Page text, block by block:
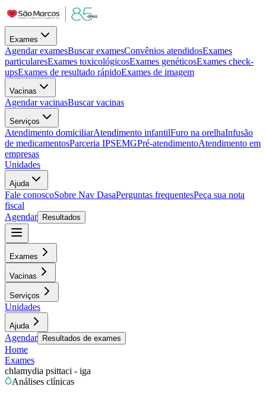
Exames
Agendar examesBuscar examesConvênios atendidosExames
particularesExames toxicológicosExames genéticosExames check-
upsExames de resultado rápidoExames de imagem
Vacinas
Agendar vacinasBuscar vacinas
Serviços
Atendimento domiciliarAtendimento infantilFuro na orelhaInfusão
de medicamentosParceria IPSEMGPré-atendimentoAtendimento em
empresas
Unidades
Ajuda
Fale conoscoSobre Nav DasaPerguntas frequentesPeça sua nota
fiscal
Agendar
Resultados
Exames
Vacinas
Serviços
Unidades
Ajuda
Agendar Resultados de exames
Home
Exames
chlamydia psittaci - iga
Análises clínicas